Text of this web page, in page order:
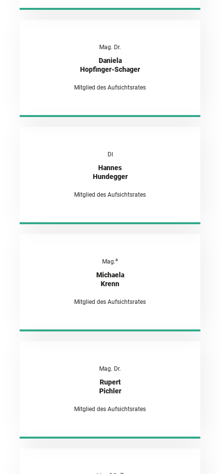
Mag. Dr.
Daniela
Hopfinger-Schager
Mitglied des Aufsichtsrates
DI
Hannes
Hundegger
Mitglied des Aufsichtsrates
Mag.a
Michaela
Krenn
Mitglied des Aufsichtsrates
Mag. Dr.
Rupert
Pichler
Mitglied des Aufsichtsrates